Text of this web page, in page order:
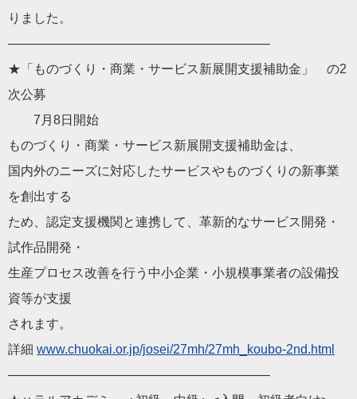
りました。
————————————————————–
★「ものづくり・商業・サービス新展開支援補助金」 の2
次公募
7月8日開始
ものづくり・商業・サービス新展開支援補助金は、
国内外のニーズに対応したサービスやものづくりの新事業
を創出する
ため、認定支援機関と連携して、革新的なサービス開発・
試作品開発・
生産プロセス改善を行う中小企業・小規模事業者の設備投
資等が支援
されます。
詳細 www.chuokai.or.jp/josei/27mh/27mh_koubo-2nd.html
————————————————————–